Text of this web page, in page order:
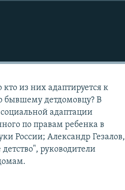
из них адаптируется к
детдомовцу? В
адаптации
по правам ребенка в
России; Александр Гезалов,
руководители